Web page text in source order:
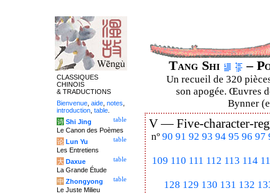
Tang Shi –
Un recueil de 320
son apogée. Œuvres
Bynner
V —Five-character-
nº 90 91 92 93 94 95 96 97
109 110 111 112 113 114
128 129 130 131 132
CLASSIQUES
CHINOIS
& TRADUCTIONS
Bienvenue aide notes
introduction table
table
诗 Shi Jing
Le Canon des Poèmes
table
论 Lun Yu
Les Entretiens
table
大 Daxue
La Grande Étude
table
中 Zhongyong
Le Juste Milieu